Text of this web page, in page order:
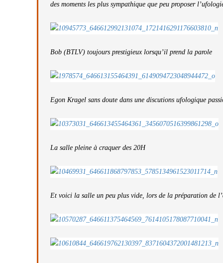
Strasbourg
des moments les plus sympathique que peu proposer
Bob (BTLV) toujours prestigieux lorsqu’il prend la parole
Egon Kragel sans doute dans une discutions ufologique
La salle pleine à craquer des 20H
Et voici la salle un peu plus vide, lors de la préparation de